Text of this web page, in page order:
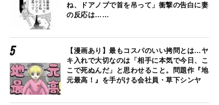
ね、ドアノブで首を吊って」衝撃の告白に妻
の反応は……
【漫画あり】最もコスパのいい拷問とは…ヤ
キ入れで大切なのは「相手に本気で今日、こ
こで死ぬんだ」と思わせること。問題作『地
元最高！』を手がける会社員・草下シンヤ